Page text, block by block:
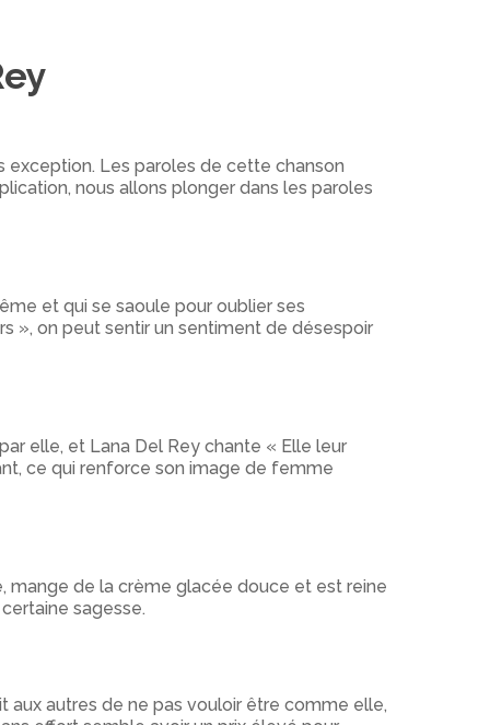
exception. Les paroles de cette chanson
nous allons plonger dans les paroles
et qui se saoule pour oublier ses
», on peut sentir un sentiment de désespoir
elle, et Lana Del Rey chante « Elle leur
ce qui renforce son image de femme
mange de la crème glacée douce et est reine
sagesse.
aux autres de ne pas vouloir être comme elle,